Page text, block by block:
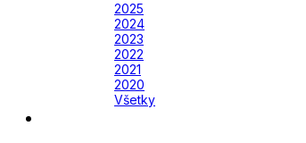
2025
2024
2023
2022
2021
2020
Všetky